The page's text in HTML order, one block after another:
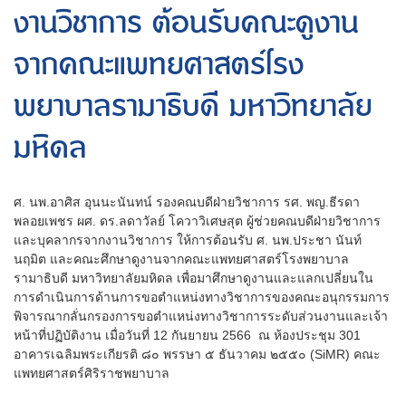
งานวิชาการ ต้อนรับคณะดูงาน
จากคณะแพทยศาสตร์โรง
พยาบาลรามาธิบดี มหาวิทยาลัย
มหิดล
ศ. นพ.อาศิส อุนนะนันทน์ รองคณบดีฝ่ายวิชาการ รศ. พญ.ธีรดา
พลอยเพชร ผศ. ดร.ลดาวัลย์ โควาวิเศษสุต ผู้ช่วยคณบดีฝ่ายวิชาการ
และบุคลากรจากงานวิชาการ ให้การต้อนรับ ศ. นพ.ประชา นันท์
นฤมิต และคณะศึกษาดูงานจากคณะแพทยศาสตร์โรงพยาบาล
รามาธิบดี มหาวิทยาลัยมหิดล เพื่อมาศึกษาดูงานและแลกเปลี่ยนใน
การดำเนินการด้านการขอตำแหน่งทางวิชาการของคณะอนุกรรมการ
พิจารณากลั่นกรองการขอตำแหน่งทางวิชาการระดับส่วนงานและเจ้า
หน้าที่ปฏิบัติงาน เมื่อวันที่ 12 กันยายน 2566 ณ ห้องประชุม 301
อาคารเฉลิมพระเกียรติ ๘๐ พรรษา ๕ ธันวาคม ๒๕๕๐ (SiMR) คณะ
แพทยศาสตร์ศิริราชพยาบาล